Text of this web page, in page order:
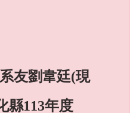
縣113年度
育部112年杏